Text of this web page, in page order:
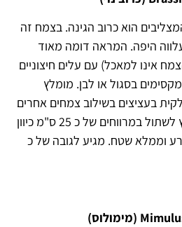
הוא כרוב הגינה. בצמח זה
היפה. המראה דומה מאוד
אינו למאכל) עם עלים חיצוניים
בסגול או לבן. מומלץ
בעציצים בשילוב צמחים אחרים
או בקבוצה בערוגה. מומלץ לשתול במרווחים של כ 25 ס"מ כיוון
וממלא שטח. מגיע לגובה של כ